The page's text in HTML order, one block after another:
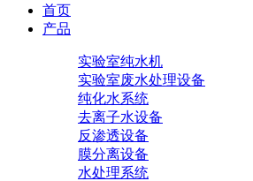
首页
产品
实验室纯水机
实验室废水处理设备
纯化水系统
去离子水设备
反渗透设备
膜分离设备
水处理系统